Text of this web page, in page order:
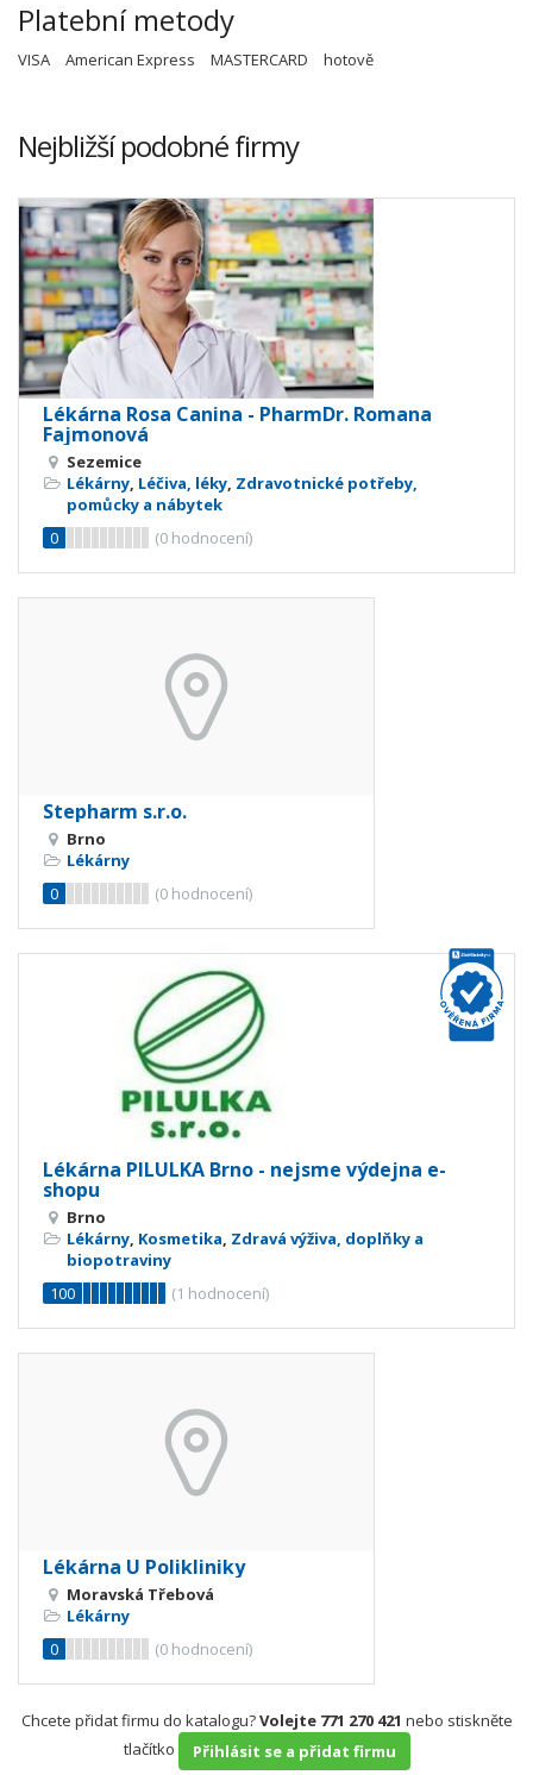
Platební metody
VISA American Express MASTERCARD hotově
Nejbližší podobné firmy
Lékárna Rosa Canina - PharmDr. Romana
Fajmonová
Sezemice
Lékárny, Léčiva, léky, Zdravotnické potřeby,
pomůcky a nábytek
0
(0 hodnocení)
Stepharm s.r.o.
Brno
Lékárny
0
(0 hodnocení)
Lékárna PILULKA Brno - nejsme výdejna e-
shopu
Brno
Lékárny, Kosmetika, Zdravá výživa, doplňky a
biopotraviny
100
(1 hodnocení)
Lékárna U Polikliniky
Moravská Třebová
Lékárny
0
(0 hodnocení)
Chcete přidat firmu do katalogu?Volejte 771 270 421 nebo stiskněte
tlačítko
Přihlásit se a přidat firmu